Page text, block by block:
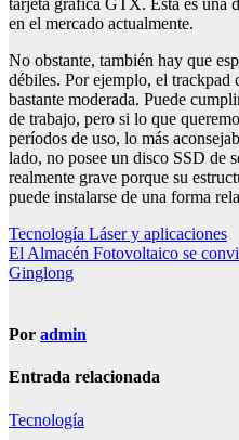
en el mercado actualmente.
No obstante, también hay que
débiles. Por ejemplo, el trackpad
bastante moderada. Puede
de trabajo, pero si lo que
períodos de uso, lo más
lado, no posee un disco SSD de
realmente grave porque su
puede instalarse de una forma
Navegación
de
Tecnología Láser y aplicaciones
El Almacén Fotovoltaico se
Ginglong
Por admin
Entrada relacionada
Tecnología